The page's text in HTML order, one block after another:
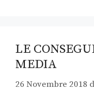
LE
MEDIA
26 Novembre 2018